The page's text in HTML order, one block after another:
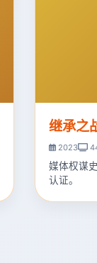
继承之
2023
媒体权谋
认证。